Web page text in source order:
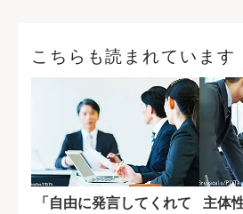
こちらも読まれています
「自由に発言してくれて
主体